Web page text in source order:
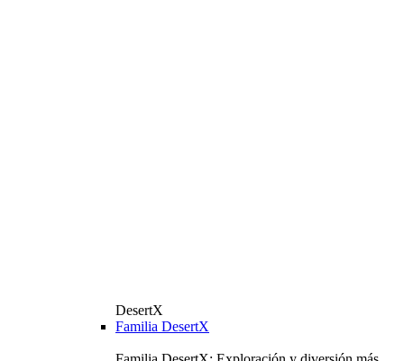
DesertX
Familia DesertX